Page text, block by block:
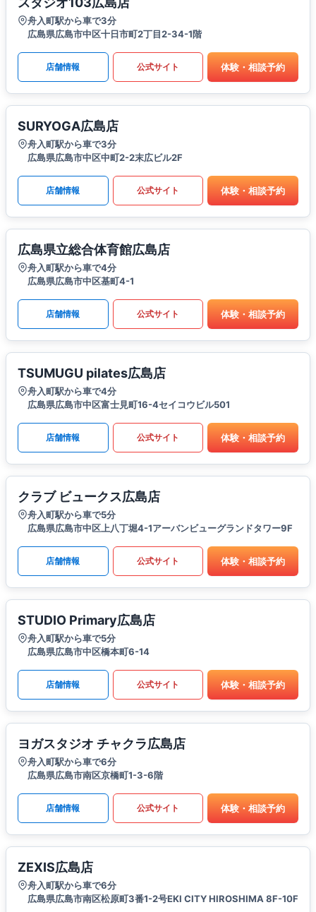
舟入町駅から車で3分
広島県広島市中区十日市町2丁目2-34-1階
店舗情報 公式サイト 体験・相談予約
SURYOGA広島店
舟入町駅から車で3分
広島県広島市中区中町2-2末広ビル2F
店舗情報 公式サイト 体験・相談予約
広島県立総合体育館広島店
舟入町駅から車で4分
広島県広島市中区基町4-1
店舗情報 公式サイト 体験・相談予約
TSUMUGU pilates広島店
舟入町駅から車で4分
広島県広島市中区富士見町16-4セイコウビル501
店舗情報 公式サイト 体験・相談予約
クラブ ビュークス広島店
舟入町駅から車で5分
広島県広島市中区上八丁堀4-1アーバンビューグランドタワー9F
店舗情報 公式サイト 体験・相談予約
STUDIO Primary広島店
舟入町駅から車で5分
広島県広島市中区橋本町6-14
店舗情報 公式サイト 体験・相談予約
ヨガスタジオ チャクラ広島店
舟入町駅から車で6分
広島県広島市南区京橋町1-3-6階
店舗情報 公式サイト 体験・相談予約
ZEXIS広島店
舟入町駅から車で6分
広島県広島市南区松原町3番1-2号EKI CITY HIROSHIMA 8F-10F